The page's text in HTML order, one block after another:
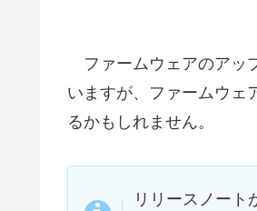
ファームウェアのアッ
いますが、ファームウェ
るかもしれません。
リリースノート